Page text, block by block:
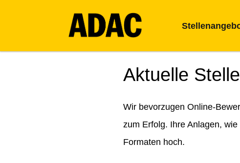
Aktuelle
Wir bevorzugen Online-
zum Erfolg. Ihre Anlagen,
Formaten hoch.